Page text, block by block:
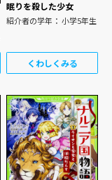
眠りを殺した少女
紹介者の学年： 小学5年生
くわしくみる